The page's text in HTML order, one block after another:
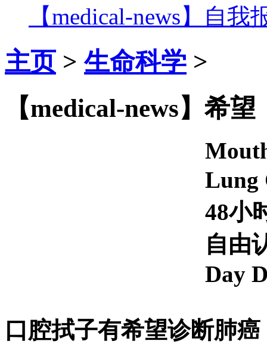
【medical-news】自我
主页>生命科学 >
【medical-news】希
Lung
48小
自由
Day
口腔拭子有希望诊断肺癌